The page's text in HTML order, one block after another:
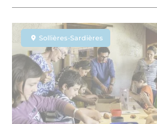
Sollières-Sardières